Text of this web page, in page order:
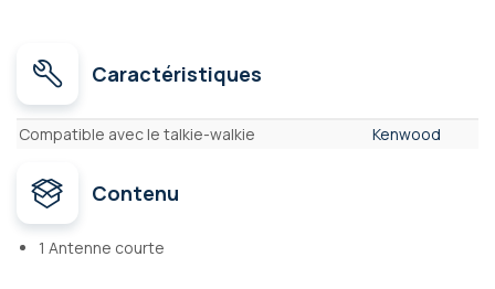
Caractéristiques
Caractéristiques
Compatible avec le talkie-walkie Kenwood
Contenu
1 Antenne courte